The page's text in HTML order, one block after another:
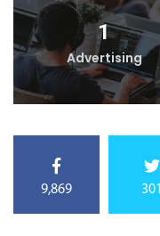
1
Advertising
9,869 301